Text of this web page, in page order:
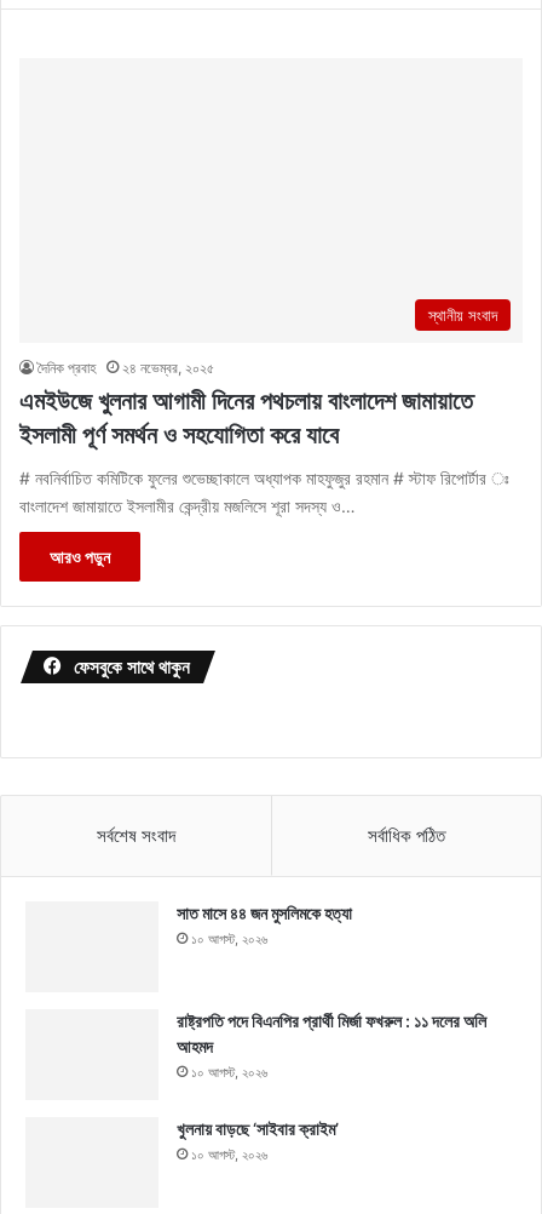
স্থানীয় সংবাদ
দৈনিক প্রবাহ ২৪ নভেম্বর, ২০২৫
এমইউজে খুলনার আগামী দিনের পথচলায় বাংলাদেশ জামায়াতে
ইসলামী পূর্ণ সমর্থন ও সহযোগিতা করে যাবে
# নবনির্বাচিত কমিটিকে ফুলের শুভেচ্ছাকালে অধ্যাপক মাহফুজুর রহমান # স্টাফ রিপোর্টার ঃ
বাংলাদেশ জামায়াতে ইসলামীর কেন্দ্রীয় মজলিসে শূরা সদস্য ও…
আরও পড়ুন
ফেসবুকে সাথে থাকুন
সর্বশেষ সংবাদ সর্বাধিক পঠিত
সাত মাসে ৪৪ জন মুসলিমকে হত্যা
১০ আগস্ট, ২০২৬
রাষ্ট্রপতি পদে বিএনপির প্রার্থী মির্জা ফখরুল : ১১ দলের অলি
আহমদ
১০ আগস্ট, ২০২৬
খুলনায় বাড়ছে ‘সাইবার ক্রাইম’
১০ আগস্ট, ২০২৬